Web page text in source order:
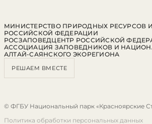
МИНИСТЕРСТВО ПРИРОДНЫХ РЕСУРСОВ
РОССИЙСКОЙ ФЕДЕРАЦИИ
РОСЗАПОВЕДЦЕНТР РОССИЙСКОЙ
АССОЦИАЦИЯ ЗАПОВЕДНИКОВ И
АЛТАЙ-САЯНСКОГО ЭКОРЕГИОНА
РЕШАЕМ ВМЕСТЕ
© ФГБУ Национальный парк «Красноярские
Политика обработки персональных данных